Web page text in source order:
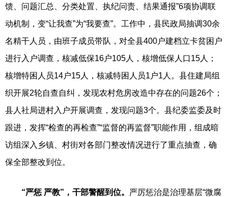
馈、问题汇总、分类处置、执纪问责、结果通报”6项协调联
动机制，变“让我查”为“我要查”。工作中，县民政局抽调30余
名精干人员，由班子成员带队，对全县400户建档立卡贫困户
进行入户调查，核减低保16户105人，核增低保人口15人；
核增特困人员14户15人，核减特困人员1户1人。县住建局组
织开展2轮自查自纠，发现农村危房改造中存在的问题26个；
县人社局进村入户开展调查，发现问题3个。县纪委监委及时
跟进，发挥“检查的再检查”“监督的再监督”职能作用，组成暗
访组深入乡镇、村街对各部门整改情况进行了重点抽查，确
保全部整改到位。
“严惩 严教”，干部警醒到位。 严厉惩治是治理基层“微腐